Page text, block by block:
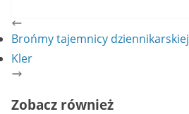
Brońmy tajemnicy dziennikarskiej
Kler
Zobacz również